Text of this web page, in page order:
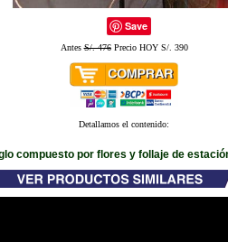
Save
AntesS/. 476Precio HOY S/. 390
Detallamos el contenido:
compuesto por flores y follaje de